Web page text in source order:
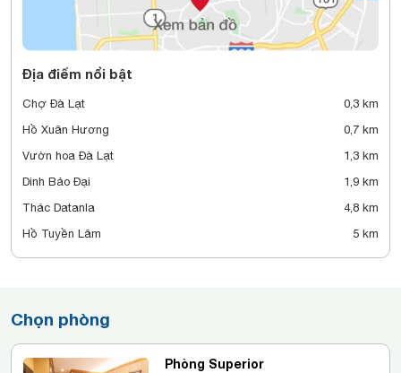
Địa điểm nổi bật
Chợ Đà Lạt
0,3 km
Hồ Xuân Hương
0,7 km
Vườn hoa Đà Lạt
1,3 km
Dinh Bảo Đại
1,9 km
Thác Datanla
4,8 km
Hồ Tuyền Lâm
5 km
Chọn phòng
Phòng Superior